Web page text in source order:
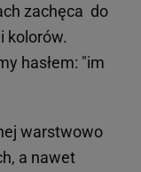
zachęca do
kolorów.
hasłem: "im
warstwowo
a nawet